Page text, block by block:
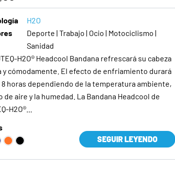
H2O
Deporte | Trabajo | Ocio | Motociclismo |
Sanidad
H2O® Headcool Bandana refrescará su cabeza
y cómodamente. El efecto de enfriamiento durará
8 horas dependiendo de la temperatura ambiente,
de aire y la humedad. La Bandana Headcool de
H2O®...
SEGUIR LEYENDO